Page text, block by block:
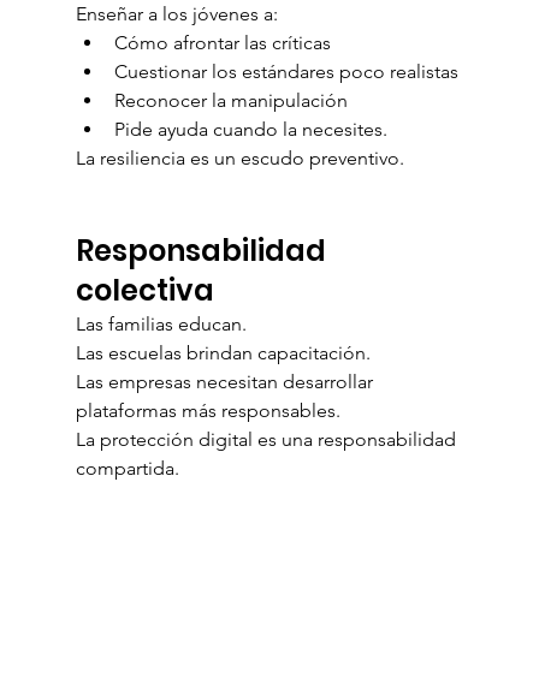
Enseñar a los jóvenes a:
Cómo afrontar las críticas
Cuestionar los estándares poco realistas
Reconocer la manipulación
Pide ayuda cuando la necesites.
La resiliencia es un escudo preventivo.
Responsabilidad
colectiva
Las familias educan.
Las escuelas brindan capacitación.
Las empresas necesitan desarrollar
plataformas más responsables.
La protección digital es una responsabilidad
compartida.